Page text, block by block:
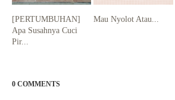
[PERTUMBUHAN]
Apa Susahnya Cuci
Pir...
Mau Nyolot Atau...
0 COMMENTS